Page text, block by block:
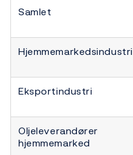
Samlet
Hjemmemarkedsindustri
Eksportindustri
Oljeleverandører
hjemmemarked